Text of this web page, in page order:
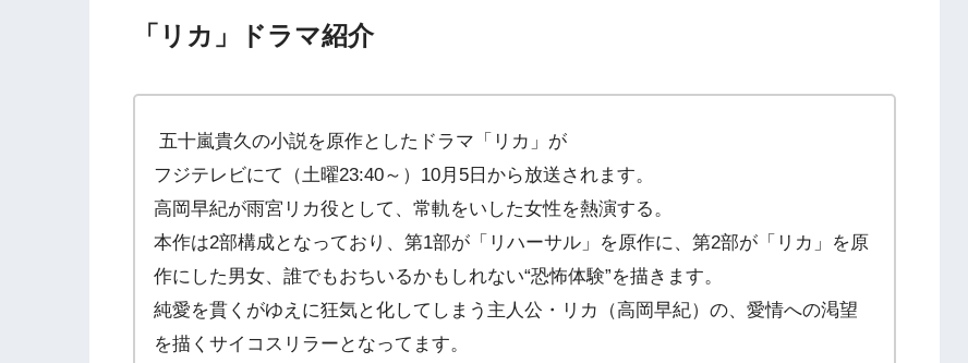
「リカ」ドラマ紹介
五十嵐貴久の小説を原作としたドラマ「リカ」が
フジテレビにて（土曜23:40～）10月5日から放送されます。
高岡早紀が雨宮リカ役として、常軌をいした女性を熱演する。
本作は2部構成となっており、第1部が「リハーサル」を原作に、第2部が「リカ」を原
作にした男女、誰でもおちいるかもしれない“恐怖体験”を描きます。
純愛を貫くがゆえに狂気と化してしまう主人公・リカ（高岡早紀）の、愛情への渇望
を描くサイコスリラーとなってます。